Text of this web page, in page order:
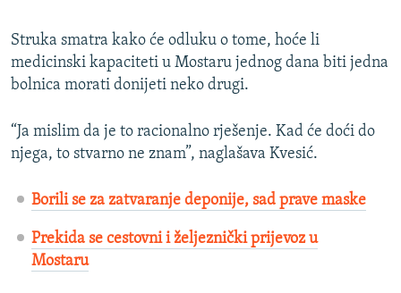
Struka smatra kako će odluku o tome, hoće li
medicinski kapaciteti u Mostaru jednog dana biti jedna
bolnica morati donijeti neko drugi.
“Ja mislim da je to racionalno rješenje. Kad će doći do
njega, to stvarno ne znam”, naglašava Kvesić.
Borili se za zatvaranje deponije, sad prave maske
Prekida se cestovni i željeznički prijevoz u
Mostaru